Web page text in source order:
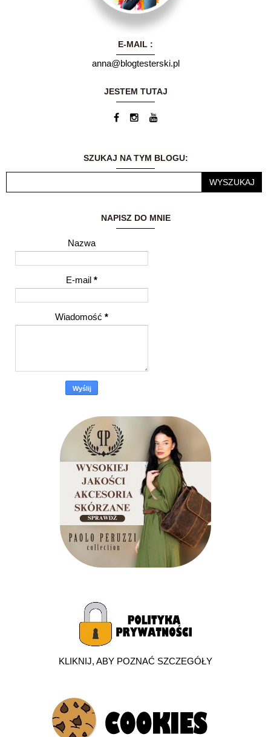
Witam serdecznie.
Nazywam się Ania i
mam 30 lat.Kiedyś
myślałam, że
prowadzenie bloga
dodatkowym
zajęciem... Dzisiaj
blog jest moją wielką
pasją. Możliwość
przemyśleniami z
innymi ludźmi to dla
mnie ogromne
E-MAIL :
anna@blogtesterski.pl
JESTEM TUTAJ
SZUKAJ NA TYM BLOGU:
NAPISZ DO MNIE
Nazwa
E-mail *
Wiadomość *
KLIKNIJ, ABY POZNAĆ SZCZEGÓŁY